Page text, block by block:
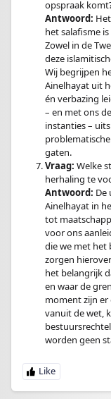
opspraak
Antwoord:
het salafisme
Zowel in de
deze
Wij begrijpen
Ainelhayat uit
én verbazing
– en met ons
instanties –
gaten.
Vraag: Welke
herhaling te
Antwoord: De
Ainelhayat in
tot
voor ons
die we met het
zorgen
het belangrijk
en waar de
moment zijn er
vanuit de wet,
worden geen